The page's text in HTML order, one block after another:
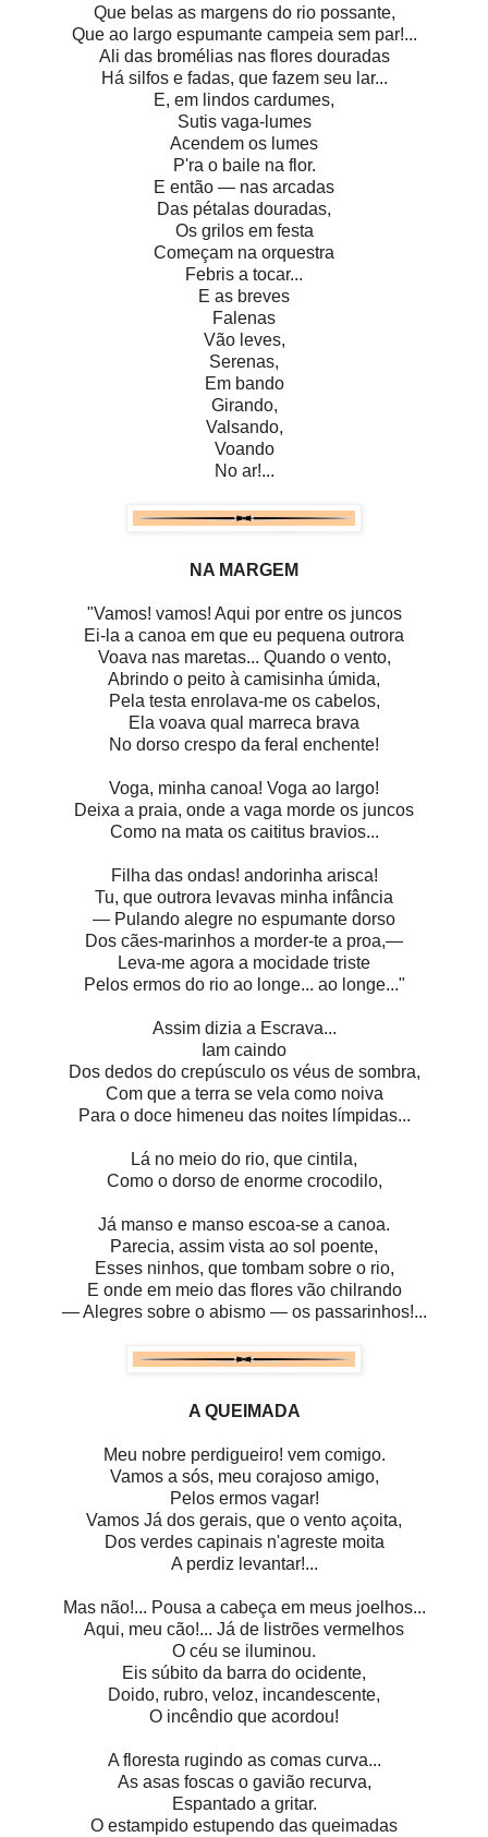
Que belas as margens do rio possante,
Que ao largo espumante campeia sem par!...
Ali das bromélias nas flores douradas
Há silfos e fadas, que fazem seu lar...
E, em lindos cardumes,
Sutis vaga-lumes
Acendem os lumes
P'ra o baile na flor.
E então — nas arcadas
Das pétalas douradas,
Os grilos em festa
Começam na orquestra
Febris a tocar...
E as breves
Falenas
Vão leves,
Serenas,
Em bando
Girando,
Valsando,
Voando
No ar!...
NA MARGEM
"Vamos! vamos! Aqui por entre os juncos
Ei-la a canoa em que eu pequena outrora
Voava nas maretas... Quando o vento,
Abrindo o peito à camisinha úmida,
Pela testa enrolava-me os cabelos,
Ela voava qual marreca brava
No dorso crespo da feral enchente!
Voga, minha canoa! Voga ao largo!
Deixa a praia, onde a vaga morde os juncos
Como na mata os caititus bravios...
Filha das ondas! andorinha arisca!
Tu, que outrora levavas minha infância
— Pulando alegre no espumante dorso
Dos cães-marinhos a morder-te a proa,—
Leva-me agora a mocidade triste
Pelos ermos do rio ao longe... ao longe..."
Assim dizia a Escrava...
Iam caindo
Dos dedos do crepúsculo os véus de sombra,
Com que a terra se vela como noiva
Para o doce himeneu das noites límpidas...
Lá no meio do rio, que cintila,
Como o dorso de enorme crocodilo,
Já manso e manso escoa-se a canoa.
Parecia, assim vista ao sol poente,
Esses ninhos, que tombam sobre o rio,
E onde em meio das flores vão chilrando
— Alegres sobre o abismo — os passarinhos!...
A QUEIMADA
Meu nobre perdigueiro! vem comigo.
Vamos a sós, meu corajoso amigo,
Pelos ermos vagar!
Vamos Já dos gerais, que o vento açoita,
Dos verdes capinais n'agreste moita
A perdiz levantar!...
Mas não!... Pousa a cabeça em meus joelhos...
Aqui, meu cão!... Já de listrões vermelhos
O céu se iluminou.
Eis súbito da barra do ocidente,
Doido, rubro, veloz, incandescente,
O incêndio que acordou!
A floresta rugindo as comas curva...
As asas foscas o gavião recurva,
Espantado a gritar.
O estampido estupendo das queimadas